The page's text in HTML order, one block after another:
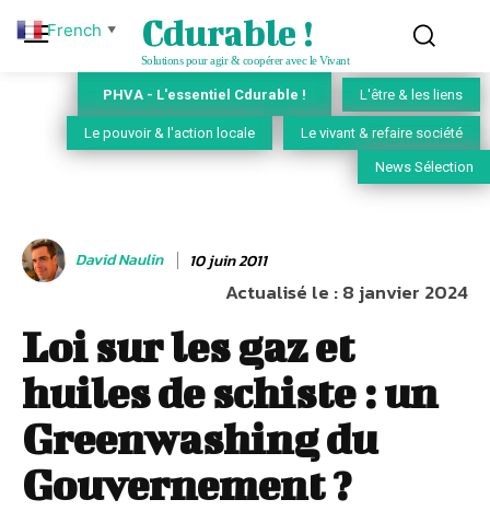
Cdurable !
Solutions pour agir & coopérer avec le Vivant
PHVA - L'essentiel Cdurable ! L'être & les liens
Le pouvoir & l'action locale Le vivant & refaire société
News Sélection
David Naulin 10 juin 2011
Actualisé le :8 janvier 2024
Loi sur les gaz et
huiles de schiste : un
Greenwashing du
Gouvernement ?
French ▼